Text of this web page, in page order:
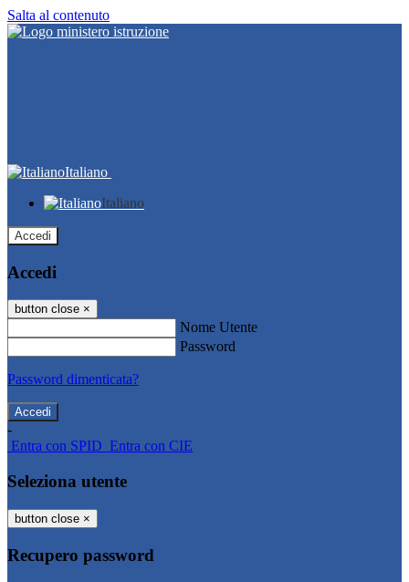
Salta al contenuto
Italiano
Italiano
Accedi
Accedi
button close ×
Nome Utente
Password
Password dimenticata?
-
Entra con SPID Entra con CIE
Seleziona utente
button close ×
Recupero password